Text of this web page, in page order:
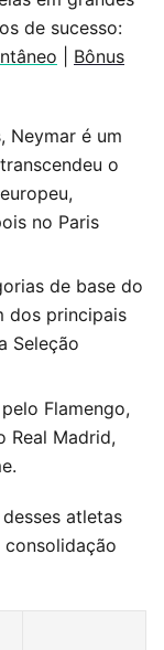
de sucesso:
Bônus
Neymar é um
o
no Paris
de base do
dos principais
Seleção
Flamengo,
Real Madrid,
atletas